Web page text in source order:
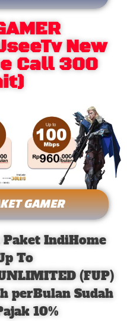
New
Call 300
GAMER
IndiHome
To
(FUP)
perBulan Sudah
10%